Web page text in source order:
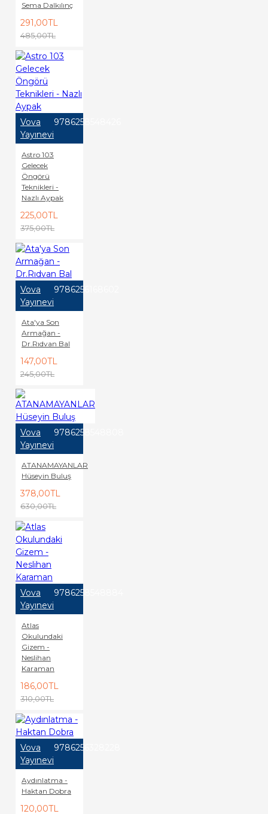
Sema Dalkılınç
291,00TL
485,00TL
Vova
Yayınevi
9786258548426
Astro 103
Gelecek
Öngörü
Teknikleri -
Nazlı Aypak
225,00TL
375,00TL
Vova
Yayınevi
9786256168602
Ata'ya Son
Armağan -
Dr.Rıdvan Bal
147,00TL
245,00TL
Vova
Yayınevi
9786258548808
ATANAMAYANLAR
Hüseyin Buluş
378,00TL
630,00TL
Vova
Yayınevi
9786258548884
Atlas
Okulundaki
Gizem -
Neslihan
Karaman
186,00TL
310,00TL
Vova
Yayınevi
9786256328228
Aydınlatma -
Haktan Dobra
120,00TL